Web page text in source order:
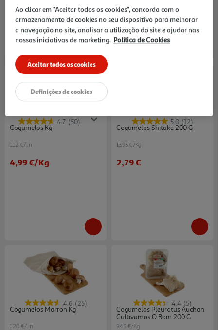
4.7 (50)
Cogumelos Kg
1.12 €/un
4,99 €/Kg
5.0 (12)
Cogumelos Shitake 200 G
13.95 €/Kg
2,79 €
4.6 (25)
Cogumelos Marron Kg
1.20 €/un
4.4 (5)
Cogumelos Pleurotus Auchan
Cultivamos O Bom 200 G
9.45 €/Kg
Ao clicar em "Aceitar todos os cookies", concorda com o
armazenamento de cookies no seu dispositivo para melhorar
a navegação no site, analisar a utilização do site e ajudar nas
nossas iniciativas de marketing. Política de Cookies
Aceitar todos os cookies
Definições de cookies